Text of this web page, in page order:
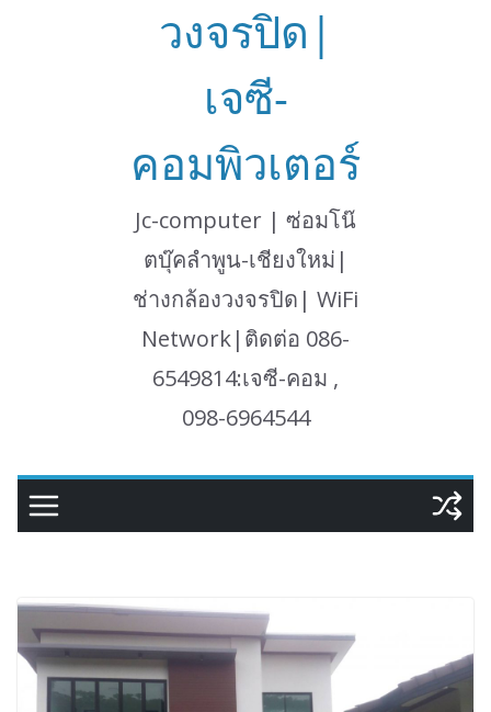
วงจรปิด|
เจซี-
คอมพิวเตอร์
Jc-computer | ซ่อมโน๊
ตบุ๊คลำพูน-เชียงใหม่|
ช่างกล้องวงจรปิด| WiFi
Network|ติดต่อ 086-
6549814:เจซี-คอม ,
098-6964544